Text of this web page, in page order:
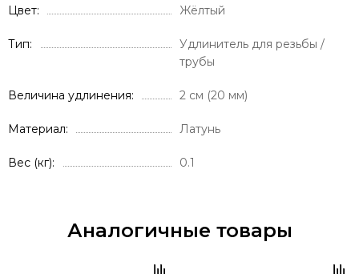
Цвет Жёлтый
Тип
Удлинитель для резьбы /
трубы
Величина удлинения 2 см (20 мм)
Материал Латунь
Вес (кг) 0.1
Аналогичные товары